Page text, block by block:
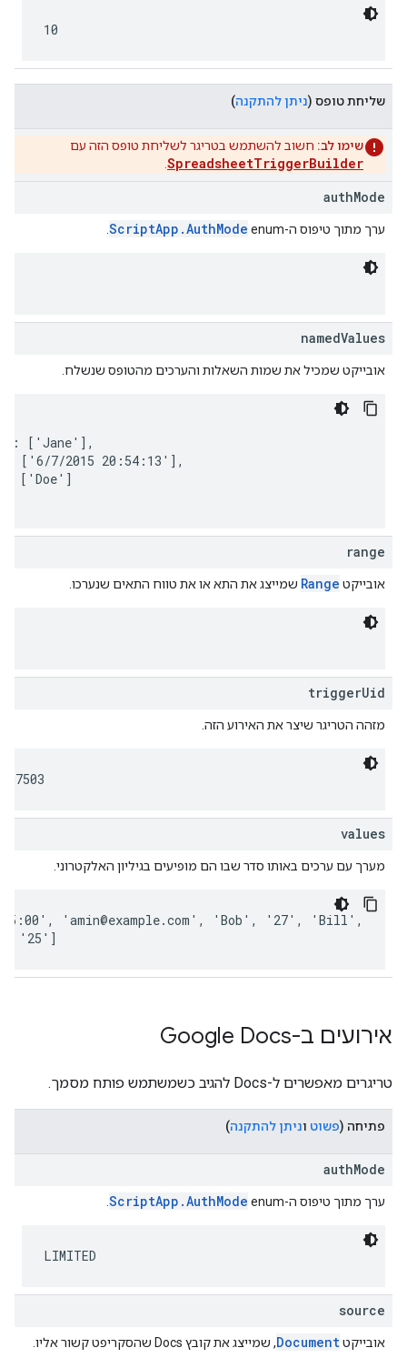
10
שליחת טופס (ניתן להתקנה)
שימו לב: חשוב להשתמש בטריגר לשליחת טופס הזה עם
SpreadsheetTriggerBuilder
authMode
ערך מתוך טיפוס ה-enum‏ ScriptApp.AuthMode
namedValues
אובייקט שמכיל את שמות השאלות והערכים מהטופס שנשלח.
['Jane'],
['6/7/2015 20:54:13'],
['Doe']
range
אובייקט Range שמייצג את התא או את טווח התאים שנערכו.
triggerUid
מזהה הטריגר שיצר את האירוע הזה.
values
מערך עם ערכים באותו סדר שבו הם מופיעים בגיליון האלקטרוני.
15:00', 'amin@example.com', 'Bob', '27', 'Bill',
'25' ]
אירועים ב-Google Docs
טריגרים מאפשרים ל-Docs להגיב כשמשתמש פותח מסמך.
פתיחה (פשוט וניתן להתקנה)
authMode
ערך מתוך טיפוס ה-enum‏ ScriptApp.AuthMode
LIMITED
source
אובייקטDocument, שמייצג את קובץ Docs שהסקריפט קשור אליו.